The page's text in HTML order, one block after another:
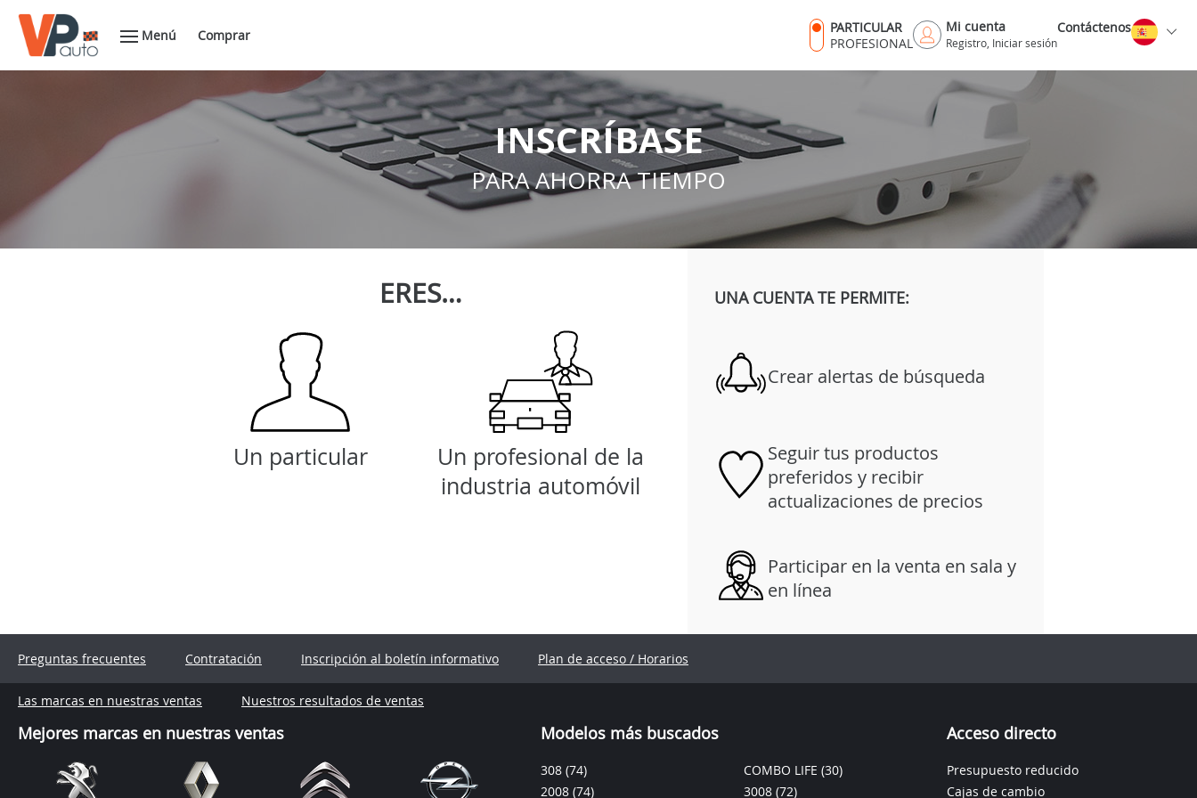
Menú Comprar
PARTICULAR
PROFESIONAL
Mi cuenta
Registro, Iniciar sesión
Contáctenos
INSCRÍBASE
PARA AHORRA TIEMPO
ERES…
Un particular
Un profesional de la
industria automóvil
UNA CUENTA TE PERMITE:
Crear alertas de búsqueda
Seguir tus productos
preferidos y recibir
actualizaciones de precios
Participar en la venta en sala y
en línea
Preguntas frecuentes Contratación Inscripción al boletín informativo Plan de acceso / Horarios
Las marcas en nuestras ventas Nuestros resultados de ventas
Mejores marcas en nuestras ventas Modelos más buscados
308 (74)
2008 (74)
COMBO LIFE (30)
3008 (72)
Acceso directo
Presupuesto reducido
Cajas de cambio